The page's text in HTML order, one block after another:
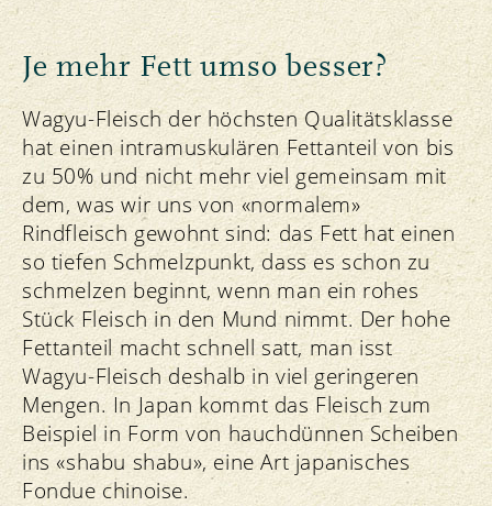
Je mehr Fett umso besser?
Wagyu-Fleisch der höchsten Qualitätsklasse
hat einen intramuskulären Fettanteil von bis
zu 50% und nicht mehr viel gemeinsam mit
dem, was wir uns von «normalem»
Rindfleisch gewohnt sind: das Fett hat einen
so tiefen Schmelzpunkt, dass es schon zu
schmelzen beginnt, wenn man ein rohes
Stück Fleisch in den Mund nimmt. Der hohe
Fettanteil macht schnell satt, man isst
Wagyu-Fleisch deshalb in viel geringeren
Mengen. In Japan kommt das Fleisch zum
Beispiel in Form von hauchdünnen Scheiben
ins «shabu shabu», eine Art japanisches
Fondue chinoise.